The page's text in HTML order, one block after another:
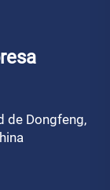
de Dongfeng,